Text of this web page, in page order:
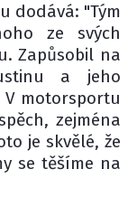
dodává: "Tým
ze svých
Zapůsobil na
a jeho
V motorsportu
zejména
je skvělé, že
se těšíme na